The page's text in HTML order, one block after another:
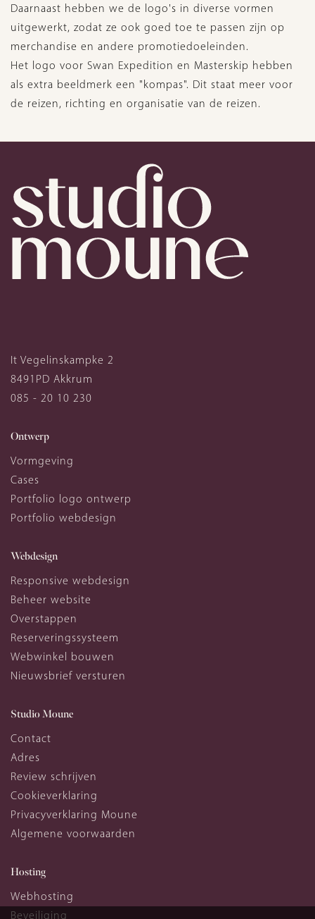
Daarnaast hebben we de logo's in diverse vormen
uitgewerkt, zodat ze ook goed toe te passen zijn op
merchandise en andere promotiedoeleinden.
Het logo voor Swan Expedition en Masterskip hebben
als extra beeldmerk een "kompas". Dit staat meer voor
de reizen, richting en organisatie van de reizen.
It Vegelinskampke 2
8491PD Akkrum
085 - 20 10 230
Ontwerp
Vormgeving
Cases
Portfolio logo ontwerp
Portfolio webdesign
Webdesign
Responsive webdesign
Beheer website
Overstappen
Reserveringssysteem
Webwinkel bouwen
Nieuwsbrief versturen
Studio Moune
Contact
Adres
Review schrijven
Cookieverklaring
Privacyverklaring Moune
Algemene voorwaarden
Hosting
Webhosting
Beveiliging